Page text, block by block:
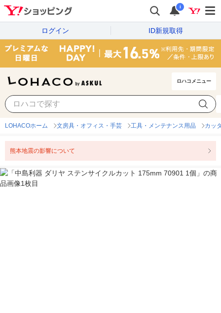
i
ログイン ID新規取得
ロハコメニュー
LOHACOホーム 文房具・オフィス・手芸 工具・メンテナンス用品 カッ
熊本地震の影響について